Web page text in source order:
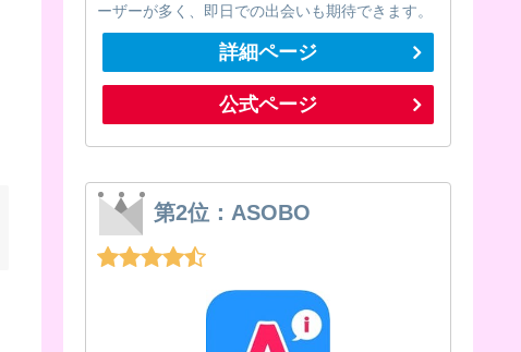
ーザーが多く、即日での出会いも期待できます。
詳細ページ
公式ページ
第2位：ASOBO